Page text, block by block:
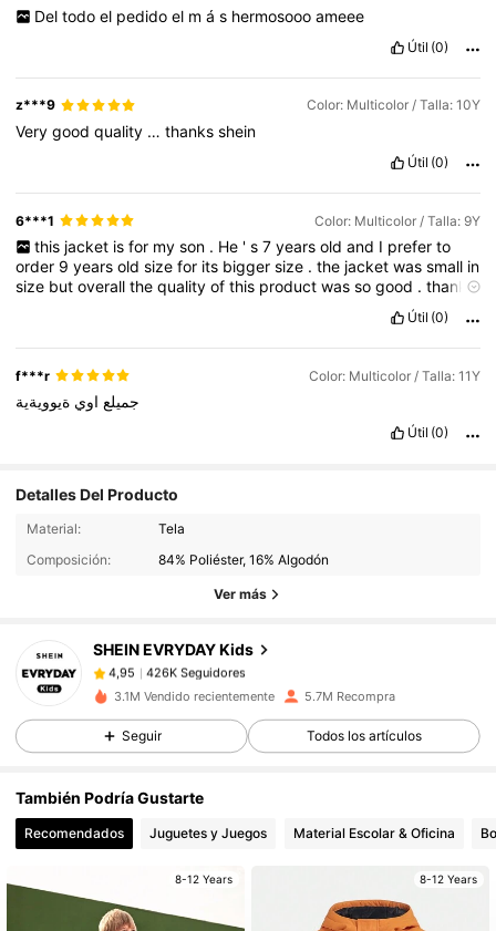
Del todo el pedido el m á s hermosooo ameee
Útil (0)
z***9 Color: Multicolor / Talla: 10Y
Verygoodquality …thanksshein
Útil (0)
6***1 Color: Multicolor / Talla: 9Y
this jacket is for my son . He ' s 7 years old and I prefer to
order 9yearsoldsizefor its biggersize .the jacketwassmall in
size butoverallthequalityofthis productwassogood .thank
Útil (0)
f***r Color: Multicolor / Talla: 11Y
جميلع اوي ةيوويةية
Útil (0)
Detalles Del Producto
Material:
Tela
Composición:
84% Poliéster, 16% Algodón
Ver más
SHEIN EVRYDAY Kids
4,95
426K Seguidores
5***2pagóHace 1 día
4,95 426K Seguidores
4,95 426K Seguidores
426K Seguidores
3.1M Vendido recientemente 5.7M Recompra
Seguir Todos los artículos
También Podría Gustarte
Recomendados Juguetes y Juegos Material Escolar & Oficina
8-12 Years 8-12 Years